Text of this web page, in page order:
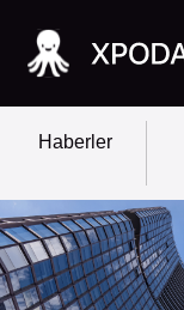
Haberler